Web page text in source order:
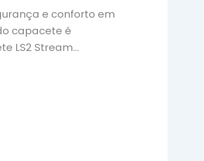
e conforto em
capacete é
LS2 Stream…